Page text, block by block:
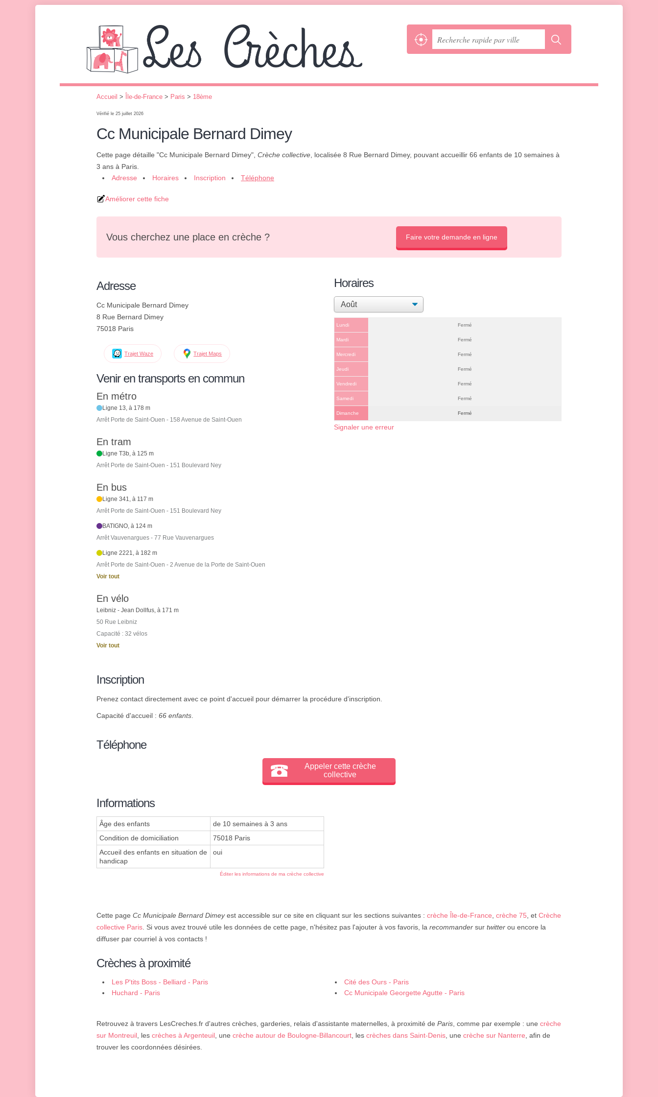
Accueil > Île-de-France > Paris > 18ème
Vérifié le 25 juillet 2026
Cc Municipale Bernard Dimey
Cette page détaille "Cc Municipale Bernard Dimey", Crèche collective , localisée 8 Rue Bernard Dimey, pouvant accueillir 66 enfants de 10 semaines à
3 ans à Paris.
Adresse
Horaires Inscription Téléphone
Améliorer cette fiche
Vous cherchez une place en crèche ? Faire votre demande en ligne
Adresse
Cc Municipale Bernard Dimey
8 Rue Bernard Dimey
75018 Paris
Trajet Waze Trajet Maps
Venir en transports en commun
En métro
Ligne 13, à 178 m
Arrêt Porte de Saint-Ouen - 158 Avenue de Saint-Ouen
En tram
Ligne T3b, à 125 m
Arrêt Porte de Saint-Ouen - 151 Boulevard Ney
En bus
Ligne 341, à 117 m
Arrêt Porte de Saint-Ouen - 151 Boulevard Ney
BATIGNO, à 124 m
Arrêt Vauvenargues - 77 Rue Vauvenargues
Ligne 2221, à 182 m
Arrêt Porte de Saint-Ouen - 2 Avenue de la Porte de Saint-Ouen
Voir tout
En vélo
Leibniz - Jean Dollfus, à 171 m
50 Rue Leibniz
Capacité : 32 vélos
Voir tout
Horaires
Lundi Fermé
Mardi Fermé
Mercredi Fermé
Jeudi Fermé
Vendredi Fermé
Samedi Fermé
Dimanche Fermé
Signaler une erreur
Inscription
Prenez contact directement avec ce point d'accueil pour démarrer la procédure d'inscription.
Capacité d'accueil : 66 enfants.
Téléphone
Appeler cette crèche
collective
Informations
Âge des enfants
de 10 semaines à 3 ans
Condition de domiciliation
75018 Paris
Accueil des enfants en situation de
handicap
oui
Éditer les informations de ma crèche collective
Cette page Cc Municipale Bernard Dimeyest accessible sur ce site en cliquant sur les sections suivantes : crèche Île-de-France, crèche 75, et Crèche
collective Paris. Si vous avez trouvé utile les données de cette page, n'hésitez pas l'ajouter à vos favoris, la recommander sur twitter ou encore la
diffuser par courriel à vos contacts !
Crèches à proximité
Les P'tits Boss - Belliard - Paris
Cité des Ours - Paris
Huchard - Paris
Cc Municipale Georgette Agutte - Paris
Retrouvez à travers LesCreches.fr d'autres crèches, garderies, relais d'assistante maternelles, à proximité de Paris, comme par exemple : une crèche
sur Montreuil, les crèches à Argenteuil, une crèche autour de Boulogne-Billancourt, les crèches dans Saint-Denis, une crèche sur Nanterre, afin de
trouver les coordonnées désirées.